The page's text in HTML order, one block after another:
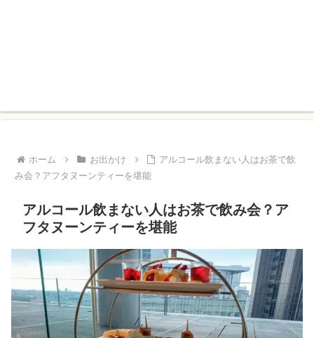
ホーム お出かけ
アルコール飲まない人はお茶で飲
み会？アフタヌーンティーを堪能
アルコール飲まない人はお茶で飲み会？ア
フタヌーンティーを堪能